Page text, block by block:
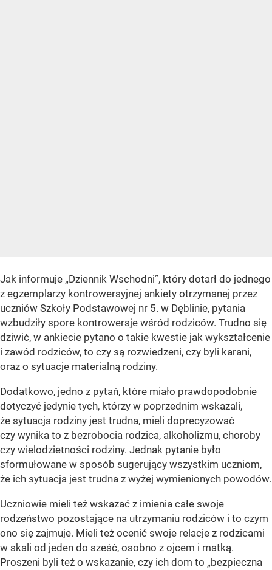
Jak informuje „Dziennik Wschodni”, który dotarł do jednego
z egzemplarzy kontrowersyjnej ankiety otrzymanej przez
uczniów Szkoły Podstawowej nr 5. w Dęblinie, pytania
wzbudziły spore kontrowersje wśród rodziców. Trudno się
dziwić, w ankiecie pytano o takie kwestie jak wykształcenie
i zawód rodziców, to czy są rozwiedzeni, czy byli karani,
oraz o sytuacje materialną rodziny.
Dodatkowo, jedno z pytań, które miało prawdopodobnie
dotyczyć jedynie tych, którzy w poprzednim wskazali,
że sytuacja rodziny jest trudna, mieli doprecyzować
czy wynika to z bezrobocia rodzica, alkoholizmu, choroby
czy wielodzietności rodziny. Jednak pytanie było
sformułowane w sposób sugerujący wszystkim uczniom,
że ich sytuacja jest trudna z wyżej wymienionych powodów.
Uczniowie mieli też wskazać z imienia całe swoje
rodzeństwo pozostające na utrzymaniu rodziców i to czym
ono się zajmuje. Mieli też ocenić swoje relacje z rodzicami
w skali od jeden do sześć, osobno z ojcem i matką.
Proszeni byli też o wskazanie, czy ich dom to „bezpieczna